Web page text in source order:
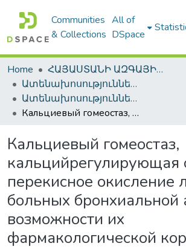
Communities
& Collections
All of
DSpace
Home
ՀԱՅԱՍՏԱՆԻ ԱԶԳԱՅԻՆ ԳՐԱԴԱՐԱՆԻ ԹՎԱՅԻՆ ՊԱՀՈՑ / DIGITAL REPOSITORY OF NLA
Ատենախոսություններ և սեղմագրեր / Theses & Abstracts
Ատենախոսություններ և սեղմագրեր / Theses & Abstracts
Кальциевый гомеостаз, кальцийрегулирующая система и перекисное окисление липидов у больных бронхиальной астмой, возможности их фармакологической коррекции
Кальциевый гомеостаз,
кальцийрегулирующая
перекисное окисление
больных бронхиальной
возможности их
фармакологической